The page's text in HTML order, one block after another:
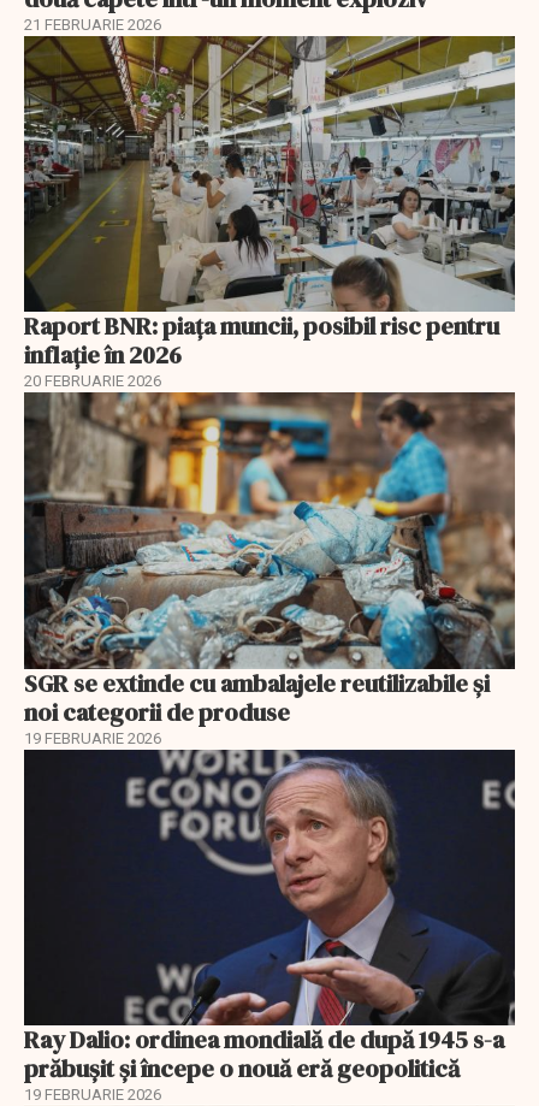
21 FEBRUARIE 2026
Raport BNR: piața muncii, posibil risc pentru
inflație în 2026
20 FEBRUARIE 2026
SGR se extinde cu ambalajele reutilizabile și
noi categorii de produse
19 FEBRUARIE 2026
Ray Dalio: ordinea mondială de după 1945 s-a
prăbușit și începe o nouă eră geopolitică
19 FEBRUARIE 2026